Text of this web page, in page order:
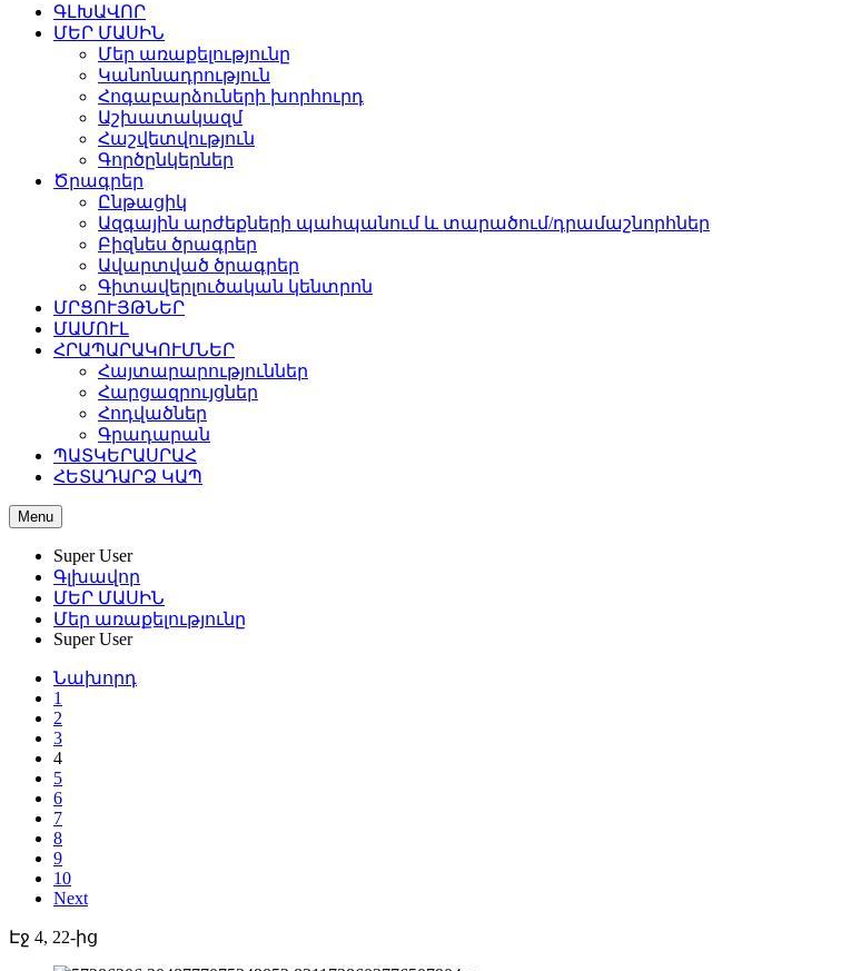
ԳԼԽԱՎՈՐ
ՄԵՐ ՄԱՍԻՆ
Մեր առաքելությունը
Կանոնադրություն
Հոգաբարձուների խորհուրդ
Աշխատակազմ
Հաշվետվություն
Գործընկերներ
Ծրագրեր
Ընթացիկ
Ազգային արժեքների պահպանում և տարածում/դրամաշնորհներ
Բիզնես ծրագրեր
Ավարտված ծրագրեր
Գիտավերլուծական կենտրոն
ՄՐՑՈՒՅԹՆԵՐ
ՄԱՄՈՒԼ
ՀՐԱՊԱՐԱԿՈՒՄՆԵՐ
Հայտարարություններ
Հարցազրույցներ
Հոդվածներ
Գրադարան
ՊԱՏԿԵՐԱՍՐԱՀ
ՀԵՏԱԴԱՐՁ ԿԱՊ
Menu
Super User
Գլխավոր
ՄԵՐ ՄԱՍԻՆ
Մեր առաքելությունը
Super User
Նախորդ
1
2
3
4
5
6
7
8
9
10
Next
Էջ 4, 22-ից